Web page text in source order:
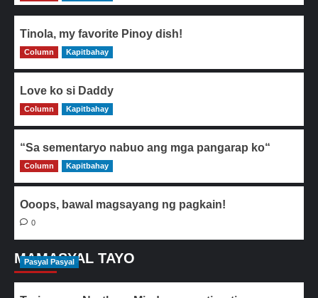
Tinola, my favorite Pinoy dish!
0
Column Kapitbahay
Love ko si Daddy
0
Column Kapitbahay
“Sa sementaryo nabuo ang mga pangarap ko“
0
Column Kapitbahay
Ooops, bawal magsayang ng pagkain!
0
MAMASYAL TAYO
Pasyal Pasyal